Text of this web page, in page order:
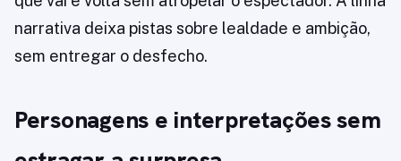
narrativa deixa pistas sobre lealdade e ambição,
sem entregar o desfecho.
Personagens e interpretações sem